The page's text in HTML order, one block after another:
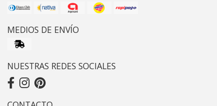
MEDIOS DE ENVÍO
NUESTRAS REDES SOCIALES